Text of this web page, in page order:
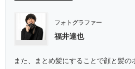
フォトグラファー
福井達也
また、まとめ髪にすることで顔と髪